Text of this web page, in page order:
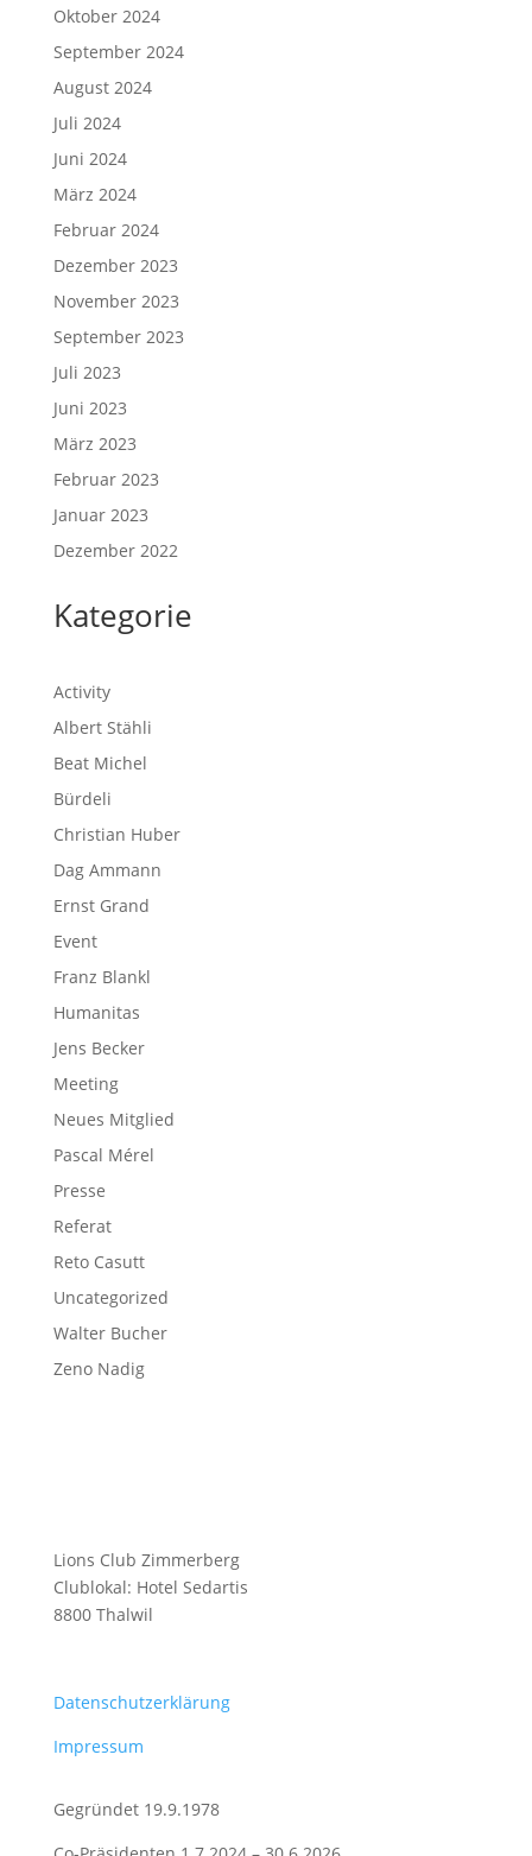
Oktober 2024
September 2024
August 2024
Juli 2024
Juni 2024
März 2024
Februar 2024
Dezember 2023
November 2023
September 2023
Juli 2023
Juni 2023
März 2023
Februar 2023
Januar 2023
Dezember 2022
Kategorie
Activity
Albert Stähli
Beat Michel
Bürdeli
Christian Huber
Dag Ammann
Ernst Grand
Event
Franz Blankl
Humanitas
Jens Becker
Meeting
Neues Mitglied
Pascal Mérel
Presse
Referat
Reto Casutt
Uncategorized
Walter Bucher
Zeno Nadig
Lions Club Zimmerberg
Clublokal: Hotel Sedartis
8800 Thalwil
Datenschutzerklärung
Impressum
Gegründet 19.9.1978